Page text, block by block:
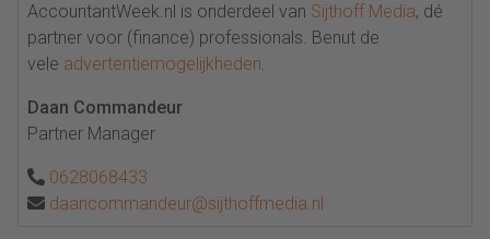
AccountantWeek.nl is onderdeel van Sijthoff Media, dé
partner voor (finance) professionals. Benut de
vele advertentiemogelijkheden.
Daan Commandeur
Partner Manager
0628068433
daancommandeur@sijthoffmedia.nl